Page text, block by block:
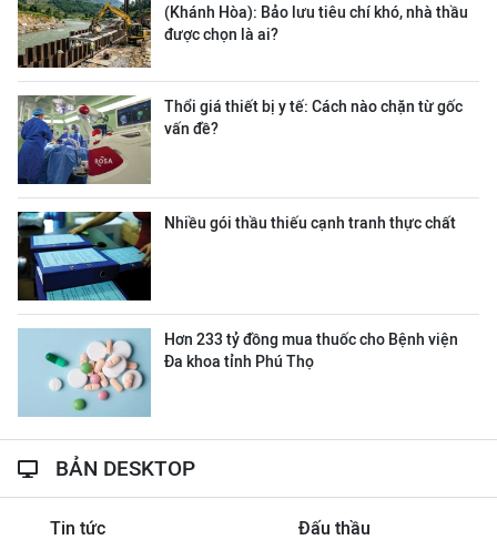
(Khánh Hòa): Bảo lưu tiêu chí khó, nhà thầu
được chọn là ai?
Thổi giá thiết bị y tế: Cách nào chặn từ gốc
vấn đề?
Nhiều gói thầu thiếu cạnh tranh thực chất
Hơn 233 tỷ đồng mua thuốc cho Bệnh viện
Đa khoa tỉnh Phú Thọ
BẢN DESKTOP
Tin tức Đấu thầu